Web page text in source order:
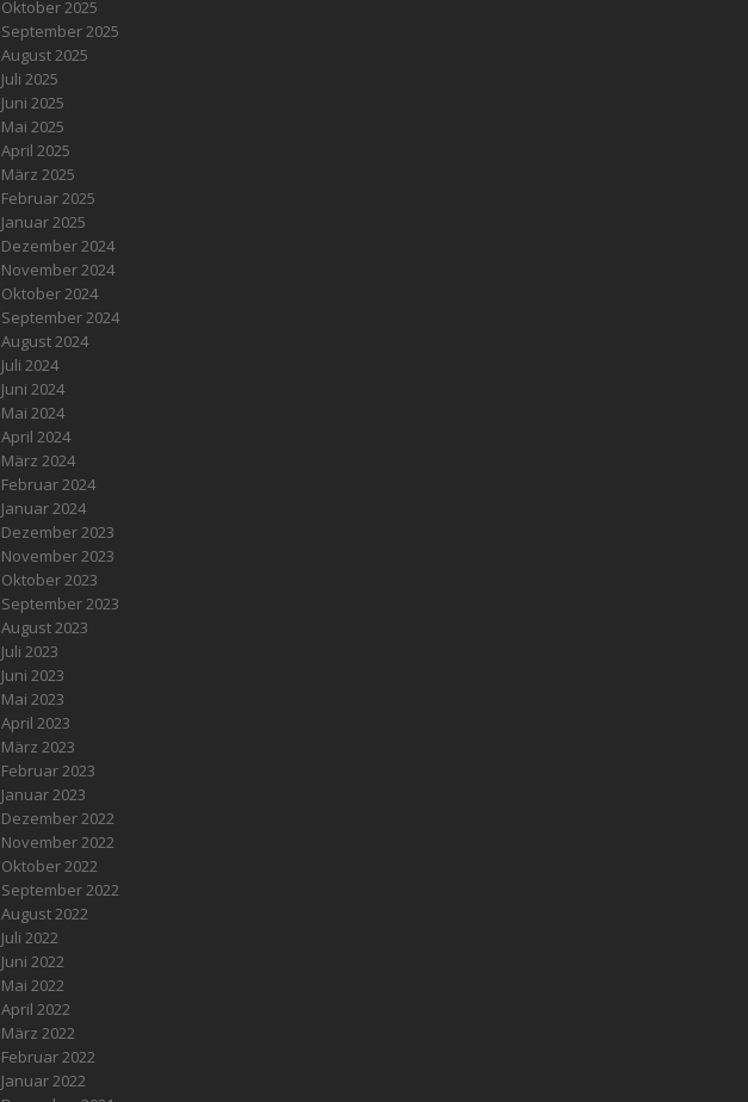
Oktober 2025
September 2025
August 2025
Juli 2025
Juni 2025
Mai 2025
April 2025
März 2025
Februar 2025
Januar 2025
Dezember 2024
November 2024
Oktober 2024
September 2024
August 2024
Juli 2024
Juni 2024
Mai 2024
April 2024
März 2024
Februar 2024
Januar 2024
Dezember 2023
November 2023
Oktober 2023
September 2023
August 2023
Juli 2023
Juni 2023
Mai 2023
April 2023
März 2023
Februar 2023
Januar 2023
Dezember 2022
November 2022
Oktober 2022
September 2022
August 2022
Juli 2022
Juni 2022
Mai 2022
April 2022
März 2022
Februar 2022
Januar 2022